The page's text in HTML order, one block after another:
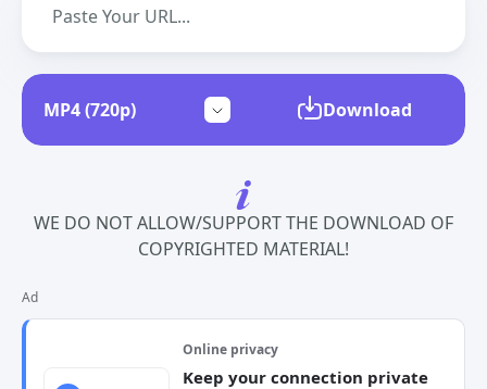
Download
WE DO NOT ALLOW/SUPPORT THE DOWNLOAD OF
COPYRIGHTED MATERIAL!
Ad
Online privacy
Keep your connection private